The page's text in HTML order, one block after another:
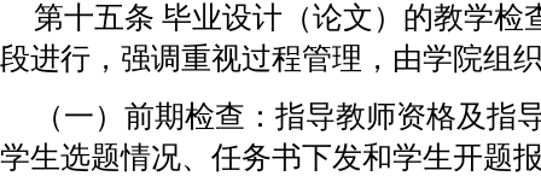
第十五条 毕业设计（论文）的教学检
段进行，强调重视过程管理，由学院组
（一）前期检查：指导教师资格及指
学生选题情况、任务书下发和学生开题